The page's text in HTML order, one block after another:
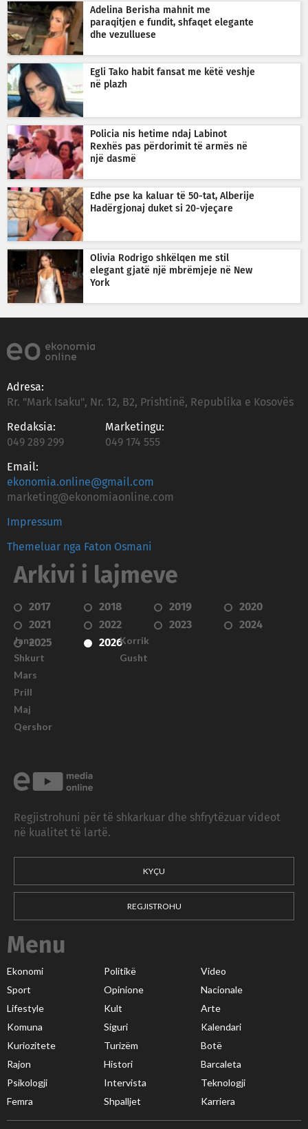
Adelina Berisha mahnit me
paraqitjen e fundit, shfaqet elegante
dhe vezulluese
Egli Tako habit fansat me këtë veshje
në plazh
Policia nis hetime ndaj Labinot
Rexhës pas përdorimit të armës në
një dasmë
Edhe pse ka kaluar të 50-tat, Alberije
Hadërgjonaj duket si 20-vjeçare
Olivia Rodrigo shkëlqen me stil
elegant gjatë një mbrëmjeje në New
York
Adresa:
Rr. "Mark Isaku", Nr. 12, B2, Prishtinë, Republika e Kosovës
Redaksia:
049 289 299
Marketingu:
049 174 555
Email:
ekonomia.online@gmail.com
marketing@ekonomiaonline.com
Impressum
Themeluar nga Faton Osmani
Arkivi i lajmeve
2017 2018 2019
2020
2021
2022 2023
2024
2025
2026
Janar
Shkurt
Mars
Prill
Maj
Qershor
Korrik
Gusht
Regjistrohuni për të shkarkuar dhe shfrytëzuar videot
në kualitet të lartë.
KYÇU
REGJISTROHU
Menu
Ekonomi Politikë
Video
Sport
Opinione
Nacionale
Lifestyle
Kult
Arte
Komuna
Siguri
Kalendari
Kuriozitete
Turizëm
Botë
Rajon
Histori
Barcaleta
Psikologji
Intervista
Teknologji
Femra
Shpalljet Karriera